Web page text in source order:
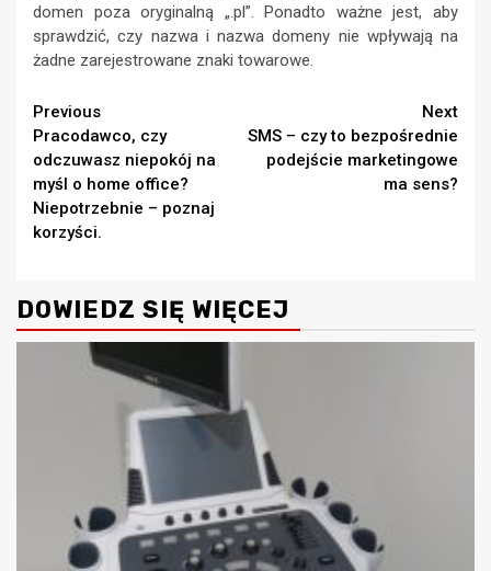
domen poza oryginalną „.pl”. Ponadto ważne jest, aby
sprawdzić, czy nazwa i nazwa domeny nie wpływają na
żadne zarejestrowane znaki towarowe.
Continue
Reading
Previous
Pracodawco, czy
odczuwasz niepokój na
myśl o home office?
Niepotrzebnie – poznaj
korzyści.
Next
SMS – czy to bezpośrednie
podejście marketingowe
ma sens?
DOWIEDZ SIĘ WIĘCEJ